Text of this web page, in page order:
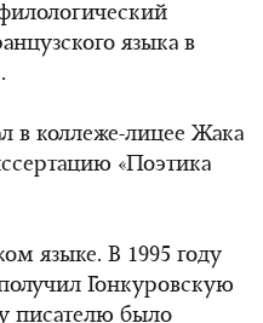
языка в
в коллеже-лицее Жака
«Поэтика
языке. В 1995 году
Гонкуровскую
писателю было